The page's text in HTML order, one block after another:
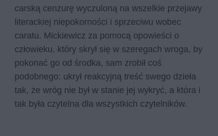
carską cenzurę wyczuloną na wszelkie przejawy
literackiej niepokorności i sprzeciwu wobec
caratu. Mickiewicz za pomocą opowieści o
człowieku, który skrył się w szeregach wroga, by
pokonać go od środka, sam zrobił coś
podobnego: ukrył reakcyjną treść swego dzieła
tak, że wróg nie był w stanie jej wykryć, a która i
tak była czytelna dla wszystkich czytelników.